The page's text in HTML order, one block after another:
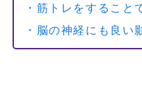
・筋トレをすること
・脳の神経にも良い